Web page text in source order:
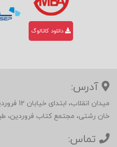
دانلود کاتالوگ
آدرس:
میدان
خان رشتی، مجتمع کتاب فروردین،
تماس: